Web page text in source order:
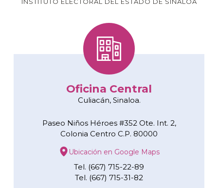
INSTITUTO ELECTORAL DEL ESTADO DE SINALOA
Oficina Central
Culiacán, Sinaloa.
Paseo Niños Héroes #352 Ote. Int. 2,
Colonia Centro C.P. 80000
Ubicación en Google Maps
Tel. (667) 715-22-89
Tel. (667) 715-31-82